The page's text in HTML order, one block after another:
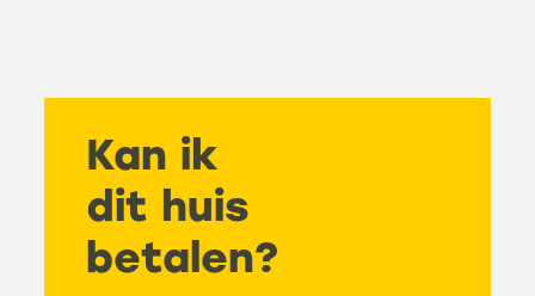
Aantal woonlagen
Daktype
Kan ik
dit huis
betalen?